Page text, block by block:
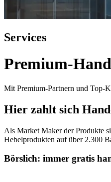
Services
Premium-
Mit Premium-Partnern und Top-
Hier zahlt sich
Als Market Maker der Produkte
Hebelprodukten auf über 2.300
Börslich: immer gratis